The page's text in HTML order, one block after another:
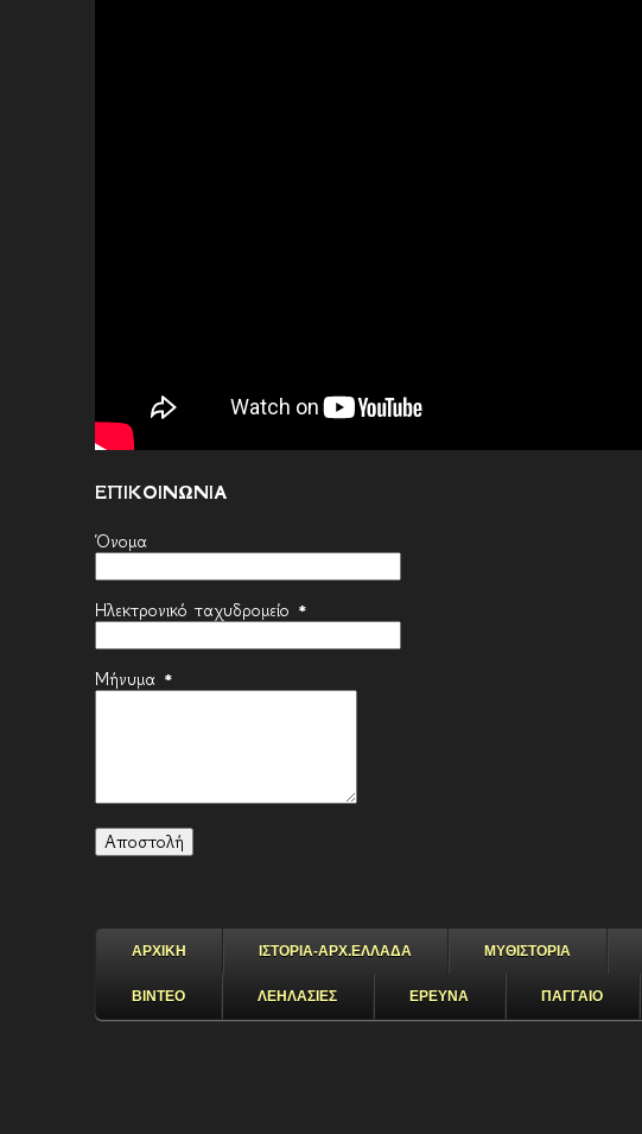
ΕΠΙΚΟΙΝΩΝΙΑ
Όνομα
Ηλεκτρονικό ταχυδρομείο *
Μήνυμα *
ΑΡΧΙΚΗ ΙΣΤΟΡΙΑ-ΑΡΧ.ΕΛΛΑΔΑ ΜΥΘΙΣΤΟΡΙΑ
ΒΙΝΤΕΟ ΛΕΗΛΑΣΙΕΣ ΕΡΕΥΝΑ ΠΑΓΓΑΙΟ